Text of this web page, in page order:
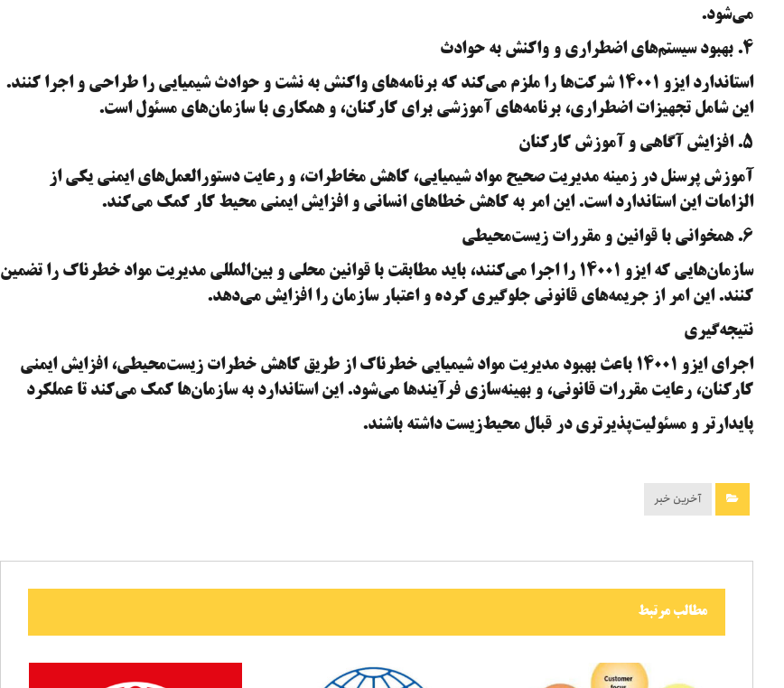
می‌شود.
۴. بهبود سیستم‌های اضطراری و واکنش به حوادث
استاندارد ایزو ۱۴۰۰۱ شرکت‌ها را ملزم می‌کند که برنامه‌های واکنش به نشت و حوادث شیمیایی را طراحی و اجرا کنند.
این شامل تجهیزات اضطراری، برنامه‌های آموزشی برای کارکنان، و همکاری با سازمان‌های مسئول است.
۵. افزایش آگاهی و آموزش کارکنان
آموزش پرسنل در زمینه مدیریت صحیح مواد شیمیایی، کاهش مخاطرات، و رعایت دستورالعمل‌های ایمنی یکی از
الزامات این استاندارد است. این امر به کاهش خطاهای انسانی و افزایش ایمنی محیط کار کمک می‌کند.
۶. همخوانی با قوانین و مقررات زیست‌محیطی
سازمان‌هایی که ایزو ۱۴۰۰۱ را اجرا می‌کنند، باید مطابقت با قوانین محلی و بین‌المللی مدیریت مواد خطرناک را تضمین
کنند. این امر از جریمه‌های قانونی جلوگیری کرده و اعتبار سازمان را افزایش می‌دهد.
نتیجه‌گیری
اجرای ایزو ۱۴۰۰۱ باعث بهبود مدیریت مواد شیمیایی خطرناک از طریق کاهش خطرات زیست‌محیطی، افزایش ایمنی
کارکنان، رعایت مقررات قانونی، و بهینه‌سازی فرآیندها می‌شود. این استاندارد به سازمان‌ها کمک می‌کند تا عملکرد
پایدارتر و مسئولیت‌پذیرتری در قبال محیط‌زیست داشته باشند.
آخرین خبر
مطالب مرتبط